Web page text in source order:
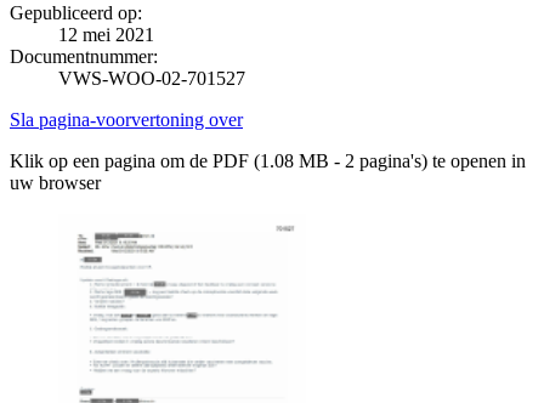
Gepubliceerd op:
12 mei 2021
Documentnummer:
VWS-WOO-02-701527
Sla pagina-voorvertoning over
Klik op een pagina om de PDF (1.08 MB - 2 pagina's) te openen in
uw browser